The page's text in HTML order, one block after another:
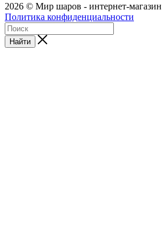
2026 © Мир шаров - интернет-магазин
Политика конфиденциальности
Найти